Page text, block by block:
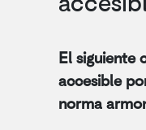
El siguiente
accesible
norma